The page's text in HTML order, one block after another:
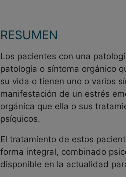
RESUMEN
Los pacientes con una
patología o síntoma orgánico
su vida o tienen uno o varios
manifestación de un estrés
orgánica que ella o sus
psíquicos.
El tratamiento de estos
forma integral, combinado
disponible en la actualidad